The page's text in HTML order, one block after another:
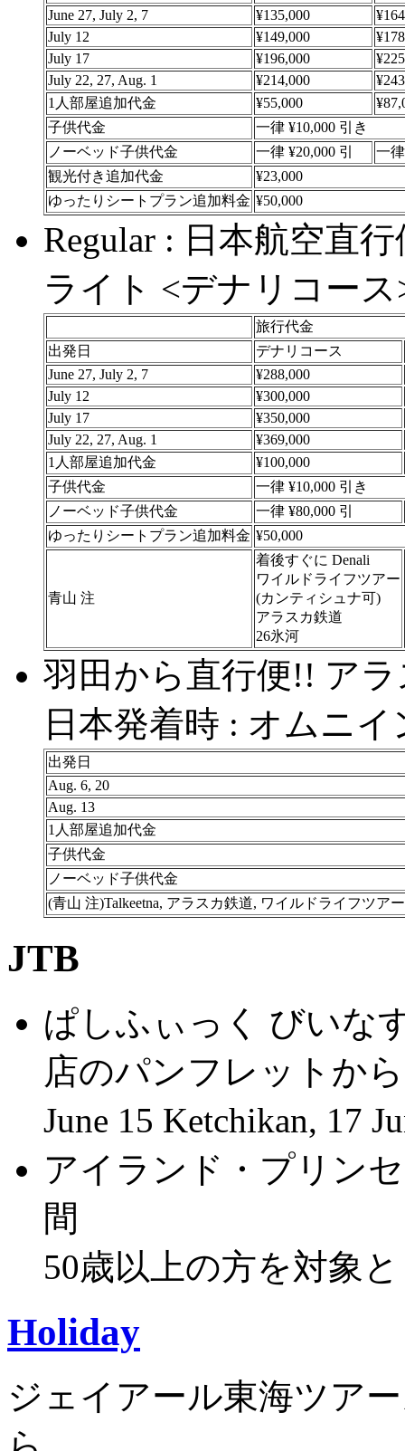
June 27, July 2, 7
¥135,000
July 12
¥149,000
July 17
¥196,000
July 22, 27, Aug. 1
¥214,000
1人部屋追加代金
¥55,000
子供代金
一律 ¥10,000 引き
ノーベッド子供代金
一律 ¥20,000 引
一
観光付き追加代金
¥23,000
ゆったりシートプラン追加料金 ¥50,000
Regular : 日本航空直
ライト <デナリコー
旅行代金
出発日
デナリコース
June 27, July 2, 7
¥288,000
July 12
¥300,000
July 17
¥350,000
July 22, 27, Aug. 1
¥369,000
1人部屋追加代金
¥100,000
子供代金
一律 ¥10,000 引き
ノーベッド子供代金
一律 ¥80,000 引
ゆったりシートプラン追加料金 ¥50,000
青山 注
着後すぐに Denali
ワイルドライフツアー
(カンティシュナ可)
アラスカ鉄道
26氷河
羽田から直行便!! ア
日本発着時 : オムニ
出発日
Aug. 6, 20
Aug. 13
1人部屋追加代金
子供代金
ノーベッド子供代金
(青山 注)Talkeetna, アラスカ鉄道, ワイルドライフツア
JTB
ぱしふぃっく びいな
店のパンフレットか
June 15 Ketchikan, 17
アイランド・プリン
間
50歳以上の方を対象
Holiday
ジェイアール東海ツア